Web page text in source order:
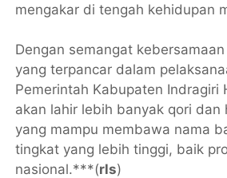
mengakar di tengah kehidupan
Dengan semangat
yang terpancar dalam
Pemerintah Kabupaten Indragiri
akan lahir lebih banyak qori dan
yang mampu membawa nama
tingkat yang lebih tinggi, baik
nasional.***(rls)